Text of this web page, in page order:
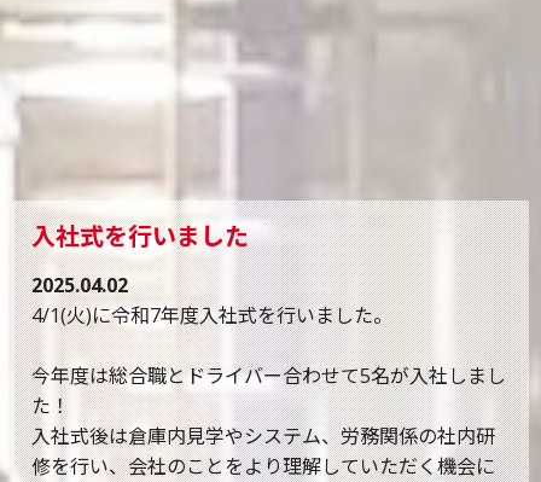
入社式を行いました
2025.04.02
4/1(火)に令和7年度入社式を行いました。
今年度は総合職とドライバー合わせて5名が入社しまし
た！
入社式後は倉庫内見学やシステム、労務関係の社内研
修を行い、会社のことをより理解していただく機会に